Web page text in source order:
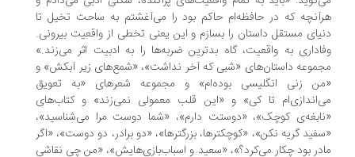
که در حافظه‌ام حاکم بود را می‌آغشتم به ساحت تخیل تا
مستقل داستان را بسازم و این یعنی تخطی از واقعیت بیرونی.
به واقعیت، گاه بدترین ضربه‌ها را به ادبیت اثر می‌زند.»
داستان‌های «شبی که آخر نداشت»، «شمع‌های زیر آبکش» و
زنی انگلیسی بوده‌ام» و مجموعه شعرهای «به تعویق
تا کی» و «این قلب معمولی نمی‌زند» و کتاب‌های
کوچک»، «دوستت دارم»، «شما دوست مرا می‌شناسید»،
گریه نکن»، «کوچکترها، بزرگترها»، «دو برادر، دو دوست»، «اگر
بود چکار می‌کرد؟»، «سعید و اسباب‌بازی‌هایش»، «من چی نقاشی